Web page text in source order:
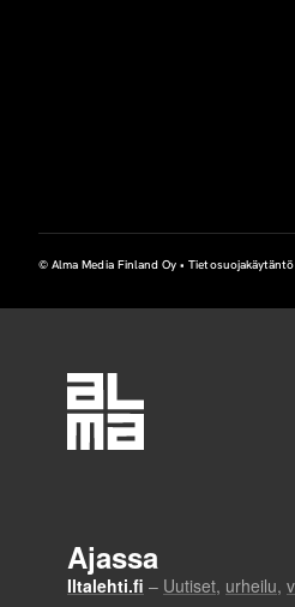
© Alma Media Finland Oy •Tietosuojakäytäntö